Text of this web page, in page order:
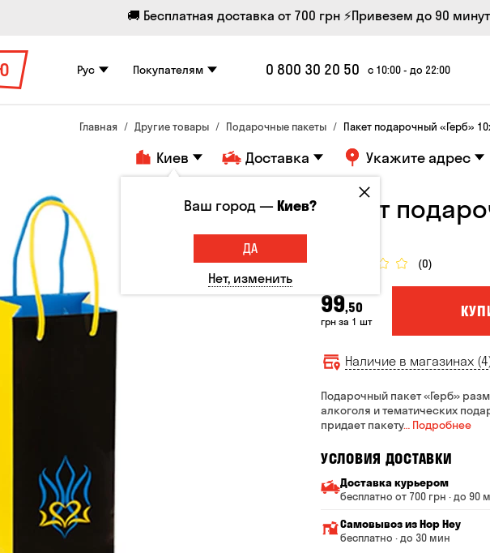
🚚 Бесплатная доставка от 700 грн ⚡Привезем до 90 минут
Рус Покупателям 0 800 30 20 50 с 10:00 - до 22:00
Главная Другие товары Подарочные пакеты Пакет подарочный «Герб»
Киев Доставка Укажите адрес
Пакет
(0)
99,50
грн за 1 шт
Наличие в магазинах
Подарочный пакет «Герб»
алкоголя и тематических
придает пакету… Подробнее
УСЛОВИЯ ДОСТАВКИ
Доставка курьером
бесплатно от 700 грн · до 90
Минимальная сумма
Стоимость доставки
Самовывоз из Hop Hey
бесплатно · до 30 мин
Ваш город —Киев?
ДА
Нет, изменить